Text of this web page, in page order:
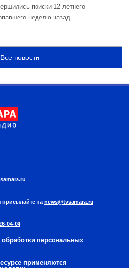
поиски 12-летнего
неделю назад
Все новости
присылайте на news@tvsamara.ru
04-04
персональных
применяются